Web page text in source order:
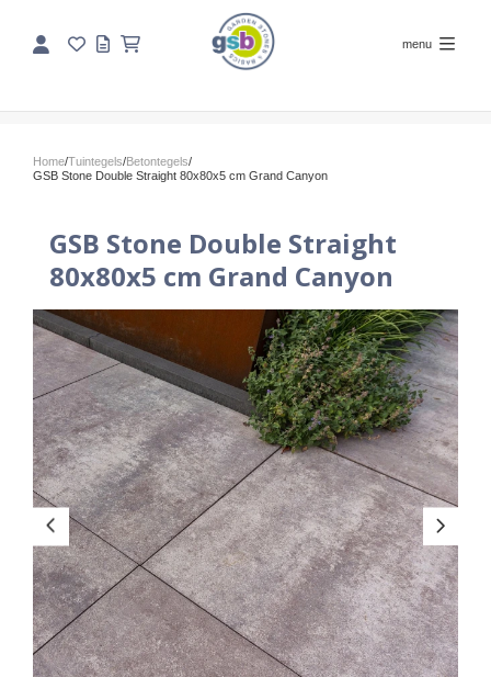
menu
Home/Tuintegels/Betontegels/
GSB Stone Double Straight 80x80x5 cm Grand Canyon
GSB Stone Double Straight
80x80x5 cm Grand Canyon